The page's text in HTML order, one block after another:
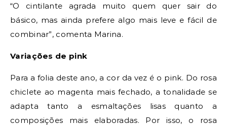
“O cintilante agrada muito quem quer sair do
básico, mas ainda prefere algo mais leve e fácil de
combinar”, comenta Marina.
Variações de pink
Para a folia deste ano, a cor da vez é o pink. Do rosa
chiclete ao magenta mais fechado, a tonalidade se
adapta tanto a esmaltações lisas quanto a
composições mais elaboradas. Por isso, o rosa